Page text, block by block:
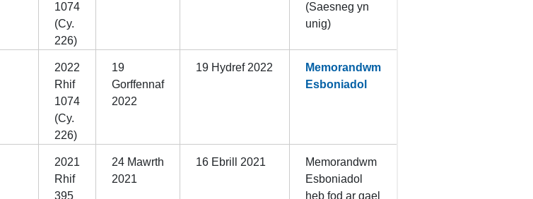
1074
(Cy.
226)
(Saesneg yn
unig)
2022
Rhif
1074
(Cy.
226)
19
Gorffennaf
2022
19 Hydref 2022
Memorandwm
Esboniadol
2021
Rhif
395
24 Mawrth
2021
16 Ebrill 2021
Memorandwm
Esboniadol
heb fod ar gael